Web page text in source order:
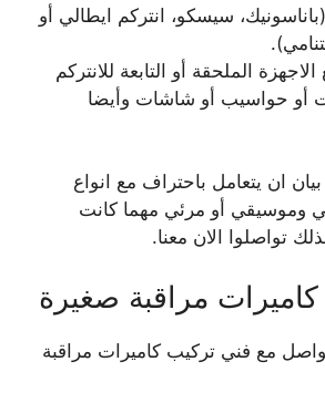
سيسكو، انتركم ايطالي أو
الملحقة أو التابعة للانتركم
أو حواسيب أو شاشات وأيضا
ان يتعامل باحتراف مع انواع
وموسيقي أو مرئي مهما كانت
تواصلوا الان معنا.
مراقبة صغيرة
مع فني تركيب كاميرات مراقبة